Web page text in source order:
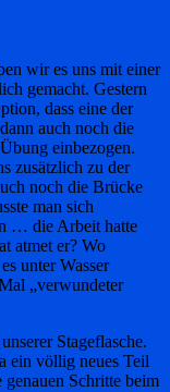
wir es uns mit einer
gemacht. Gestern
dass eine der
auch noch die
einbezogen.
zusätzlich zu der
noch die Brücke
man sich
… die Arbeit hatte
atmet er? Wo
unter Wasser
„verwundeter
Stageflasche.
ein völlig neues Teil
Schritte beim